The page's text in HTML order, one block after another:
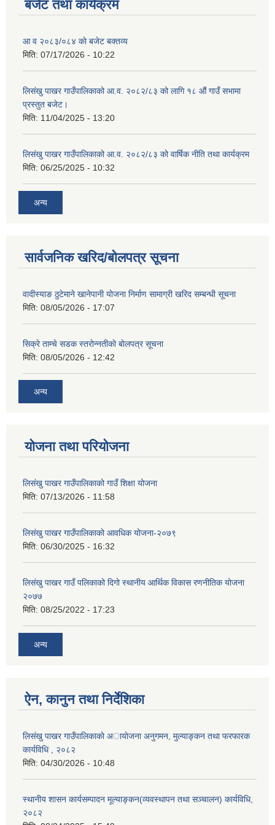
बजेट तथा कार्यक्रम
आ व २०८३/०८४ काे बजेट बक्तव्य
मिति: 07/17/2026 - 10:22
लिसंखु पाखर गाउँपालिकाको आ.व. २०८२/८३ को लागि १८ औं गाउँ सभामा
प्रस्तुत बजेट।
मिति: 11/04/2025 - 13:20
लिसंखु पाखर गाउँपालिकाको आ.व. २०८२/८३ को वार्षिक नीति तथा कार्यक्रम
मिति: 06/25/2025 - 10:32
अन्य
सार्वजनिक खरिद/बोलपत्र सूचना
वादीस्याङ ठुटेमाने खानेपानी याेजना निर्माण सामाग्री खरिद सम्बन्धी सूचना
मिति: 08/05/2026 - 17:07
सिक्रे ताम्चे सडक स्तराेन्नतीकाे बाेलपत्र सूचना
मिति: 08/05/2026 - 12:42
अन्य
योजना तथा परियोजना
लिसंखु पाखर गाउँपालिकाको गाउँ शिक्षा योजना
मिति: 07/13/2026 - 11:58
लिसंखु पाखर गाउँपालिकाको आवधिक योजना-२०७९
मिति: 06/30/2025 - 16:32
लिसंखु पाखर गाउँ पलिकाको दिगो स्थानीय आर्थिक विकास रणनीतिक योजना
२०७७
मिति: 08/25/2022 - 17:23
अन्य
ऐन, कानुन तथा निर्देशिका
लिसंखु पाखर गाउँपालिकाकाे अायाेजना अनुगमन, मुल्याङ्कन तथा फरफारक
कार्यविधि , २०८२
मिति: 04/30/2026 - 10:48
स्थानीय शासन कार्यसम्पादन मूल्याङ्कन(व्यवस्थापन तथा सञ्चालन) कार्यविधि,
२०८२